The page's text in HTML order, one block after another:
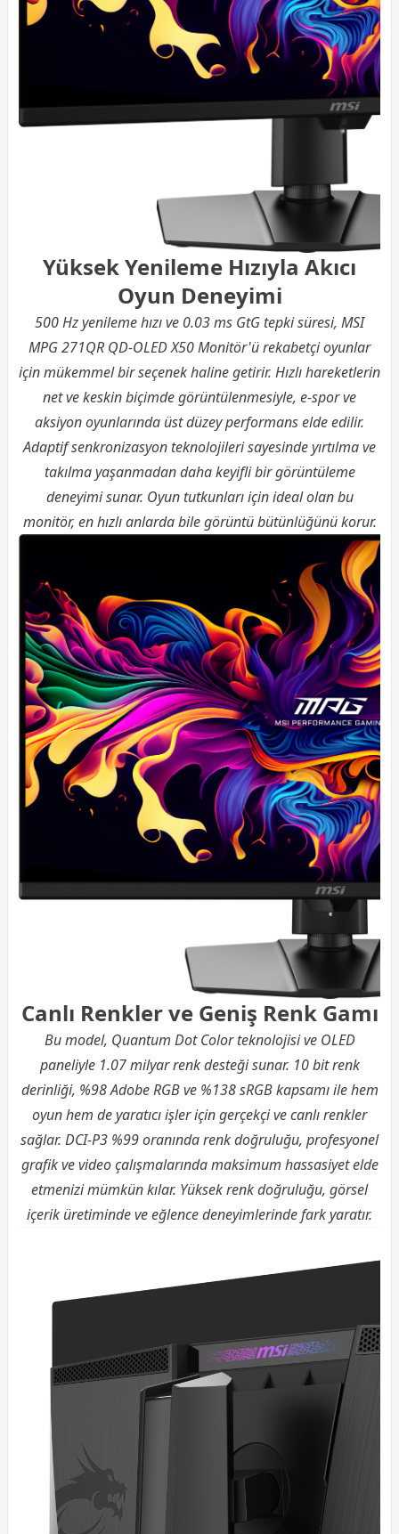
Yüksek Yenileme Hızıyla Akıcı
Oyun Deneyimi
500 Hz yenileme hızı ve 0.03 ms GtG tepki süresi, MSI
MPG 271QR QD-OLED X50 Monitör'ü rekabetçi oyunlar
için mükemmel bir seçenek haline getirir. Hızlı hareketlerin
net ve keskin biçimde görüntülenmesiyle, e-spor ve
aksiyon oyunlarında üst düzey performans elde edilir.
Adaptif senkronizasyon teknolojileri sayesinde yırtılma ve
takılma yaşanmadan daha keyifli bir görüntüleme
deneyimi sunar. Oyun tutkunları için ideal olan bu
monitör, en hızlı anlarda bile görüntü bütünlüğünü korur.
Canlı Renkler ve Geniş Renk Gamı
Bu model, Quantum Dot Color teknolojisi ve OLED
paneliyle 1.07 milyar renk desteği sunar. 10 bit renk
derinliği, %98 Adobe RGB ve %138 sRGB kapsamı ile hem
oyun hem de yaratıcı işler için gerçekçi ve canlı renkler
sağlar. DCI-P3 %99 oranında renk doğruluğu, profesyonel
grafik ve video çalışmalarında maksimum hassasiyet elde
etmenizi mümkün kılar. Yüksek renk doğruluğu, görsel
içerik üretiminde ve eğlence deneyimlerinde fark yaratır.